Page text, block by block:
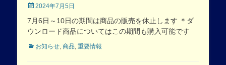
Posted
2024年7月5日
7月6日～10日の期間は商品の販売を休止します ＊ダ
ウンロード商品についてはこの期間も購入可能です
Categories
お知らせ, 商品, 重要情報